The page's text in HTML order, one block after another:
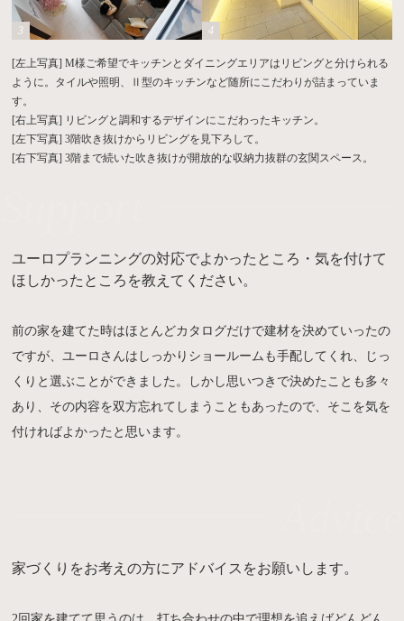
[左上写真] M様ご希望でキッチンとダイニングエリアはリビングと分けられる
ように。タイルや照明、Ⅱ型のキッチンなど随所にこだわりが詰まっていま
す。
[右上写真] リビングと調和するデザインにこだわったキッチン。
[左下写真] 3階吹き抜けからリビングを見下ろして。
[右下写真] 3階まで続いた吹き抜けが開放的な収納力抜群の玄関スペース。
ユーロプランニングの対応でよかったところ・気を付けて
ほしかったところを教えてください。
前の家を建てた時はほとんどカタログだけで建材を決めていったの
ですが、ユーロさんはしっかりショールームも手配してくれ、じっ
くりと選ぶことができました。しかし思いつきで決めたことも多々
あり、その内容を双方忘れてしまうこともあったので、そこを気を
付ければよかったと思います。
家づくりをお考えの方にアドバイスをお願いします。